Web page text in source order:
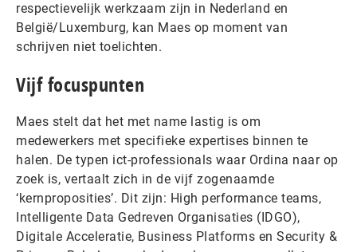
respectievelijk werkzaam zijn in Nederland en
België/Luxemburg, kan Maes op moment van
schrijven niet toelichten.
Vijf focuspunten
Maes stelt dat het met name lastig is om
medewerkers met specifieke expertises binnen te
halen. De typen ict-professionals waar Ordina naar op
zoek is, vertaalt zich in de vijf zogenaamde
‘kernproposities’. Dit zijn: High performance teams,
Intelligente Data Gedreven Organisaties (IDGO),
Digitale Acceleratie, Business Platforms en Security &